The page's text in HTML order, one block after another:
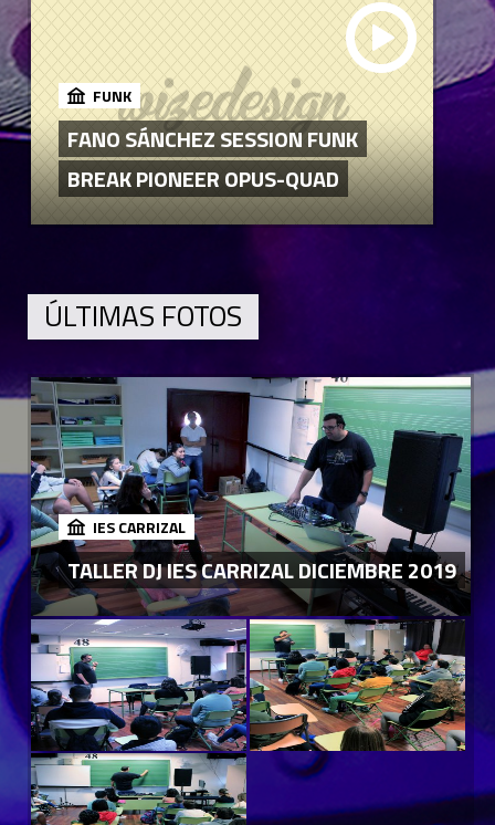
FUNK
FANO SÁNCHEZ SESSION FUNK
BREAK PIONEER OPUS-QUAD
ÚLTIMAS FOTOS
IES CARRIZAL
TALLER DJ IES CARRIZAL DICIEMBRE 2019